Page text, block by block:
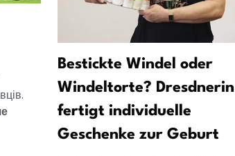
Bestickte Windel oder
Windeltorte? Dresdnerin
fertigt individuelle
Geschenke zur Geburt